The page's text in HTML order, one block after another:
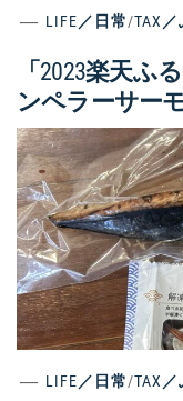
LIFE／日常/TAX
「2023楽天ふ
ンペラーサー
LIFE／日常/TAX